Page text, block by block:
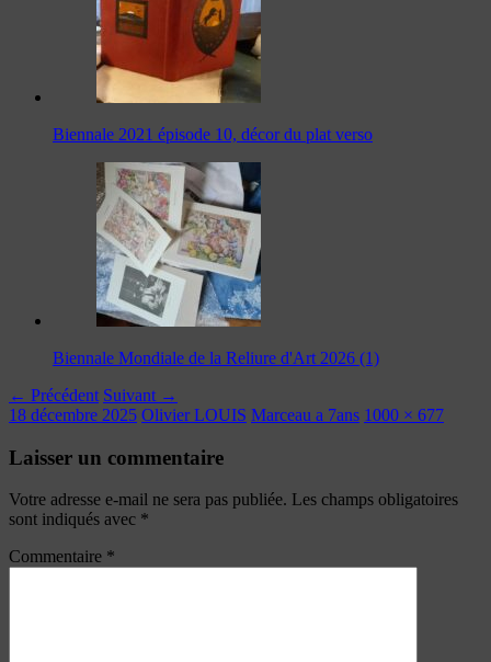
Biennale 2021 épisode 10, décor du plat verso
Biennale Mondiale de la Reliure d'Art 2026 (1)
← Précédent Suivant →
18 décembre 2025 Olivier LOUIS Marceau a 7ans 1000 × 677
Laisser un commentaire
Votre adresse e-mail ne sera pas publiée. Les champs obligatoires
sont indiqués avec *
Commentaire *